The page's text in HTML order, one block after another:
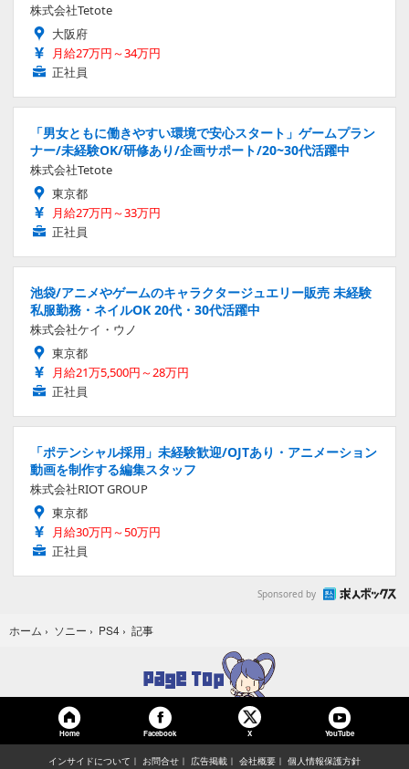
株式会社Tetote
大阪府
月給27万円～34万円
正社員
「男女ともに働きやすい環境で安心スタート」ゲームプラン
ナー/未経験OK/研修あり/企画サポート/20~30代活躍中
株式会社Tetote
東京都
月給27万円～33万円
正社員
池袋/アニメやゲームのキャラクタージュエリー販売 未経験
私服勤務・ネイルOK 20代・30代活躍中
株式会社ケイ・ウノ
東京都
月給21万5,500円～28万円
正社員
「ポテンシャル採用」未経験歓迎/OJTあり・アニメーション
動画を制作する編集スタッフ
株式会社RIOT GROUP
東京都
月給30万円～50万円
正社員
Sponsored by
ホーム › ソニー › PS4 › 記事
Home Facebook X YouTube
インサイドについて お問合せ 広告掲載 会社概要 個人情報保護方針